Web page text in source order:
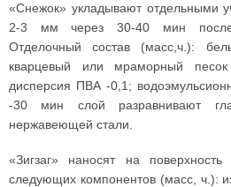
«Снежок» укладывают отдельными
2-3 мм через 30-40 мин после
Отделочный состав (масс,ч.):
кварцевый или мраморный
дисперсия ПВА -0,1;
-30 мин слой разравнивают
нержавеющей стали.
«Зигзаг» наносят на
следующих компонентов (масс, ч.):